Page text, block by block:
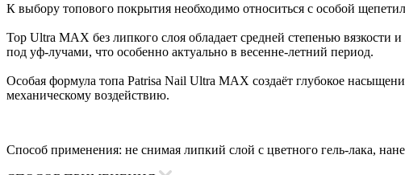
К выбору топового покрытия необходимо относиться с особой
Top Ultra MAX без липкого слоя обладает средней степенью
под уф-лучами, что особенно актуально в весенне-летний период.
Особая формула топа Patrisa Nail Ultra MAX создаёт глубокое
механическому воздействию.
Способ применения: не снимая липкий слой с цветного гель-лака,